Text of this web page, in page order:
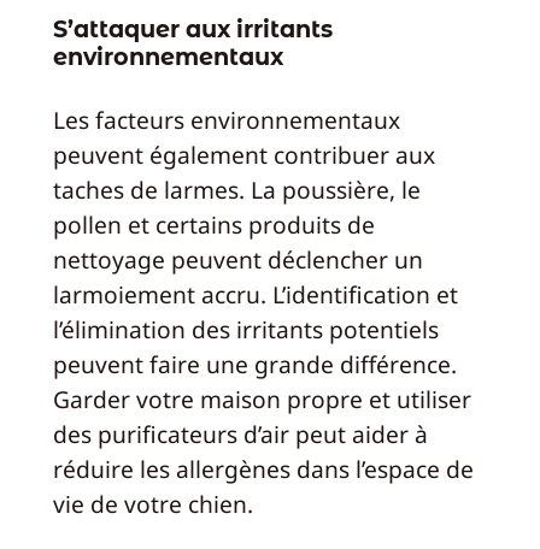
S’attaquer aux irritants
environnementaux
Les facteurs environnementaux
peuvent également contribuer aux
taches de larmes. La poussière, le
pollen et certains produits de
nettoyage peuvent déclencher un
larmoiement accru. L’identification et
l’élimination des irritants potentiels
peuvent faire une grande différence.
Garder votre maison propre et utiliser
des purificateurs d’air peut aider à
réduire les allergènes dans l’espace de
vie de votre chien.